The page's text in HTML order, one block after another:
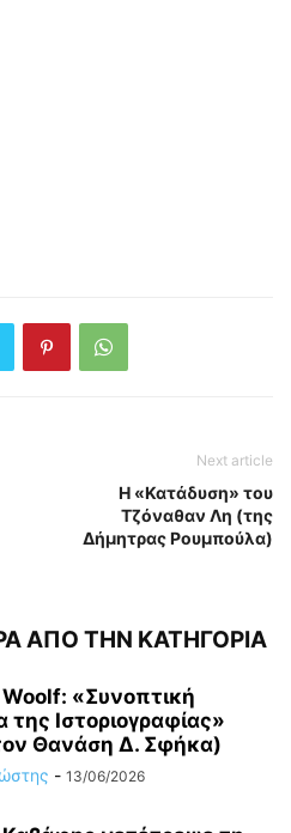
Next article
Η «Κατάδυση» του
Τζόναθαν Λη (της
Δήμητρας Ρουμπούλα)
ΑΠΟ ΤΗΝ ΚΑΤΗΓΟΡΙΑ
«Συνοπτική
της Ιστοριογραφίας»
Θανάση Δ. Σφήκα)
- 13/06/2026